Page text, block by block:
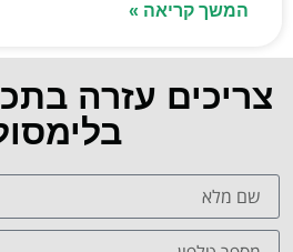
המשך קריאה »
צריכים עזרה